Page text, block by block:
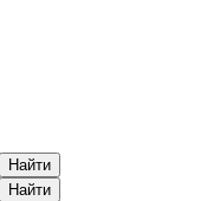
Найти
Найти